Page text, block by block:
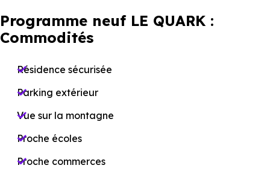
Programme neuf LE QUARK :
Commodités
Résidence sécurisée
Parking extérieur
Vue sur la montagne
Proche écoles
Proche commerces